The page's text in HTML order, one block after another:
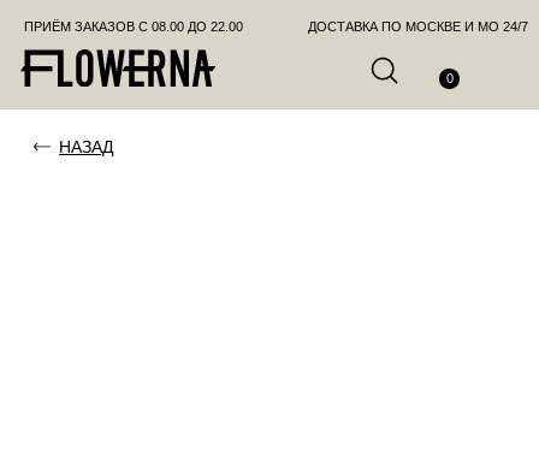
ПРИЁМ ЗАКАЗОВ С 08.00 ДО 22.00